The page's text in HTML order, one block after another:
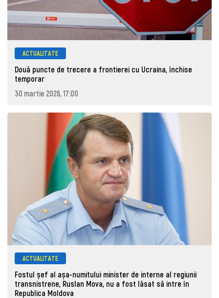
ACTUALITATE
Două puncte de trecere a frontierei cu Ucraina, închise
temporar
30 martie 2026, 17:00
ACTUALITATE
Fostul șef al așa-numitului minister de interne al regiunii
transnistrene, Ruslan Mova, nu a fost lăsat să intre în
Republica Moldova